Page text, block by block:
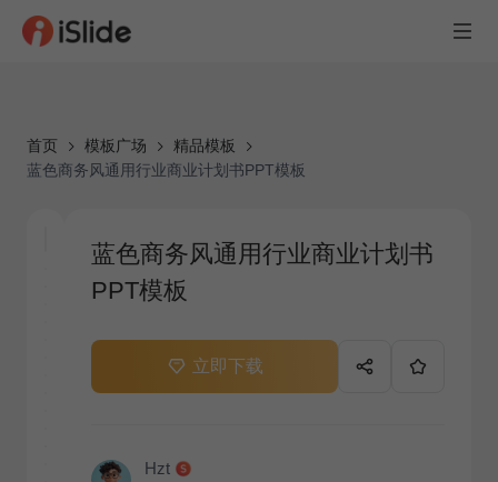
首页 模板广场
精品模板
蓝色商务风通用行业商业计划书PPT模板
蓝色商务风通用行业商业计划书
PPT模板
立即下载
Hzt